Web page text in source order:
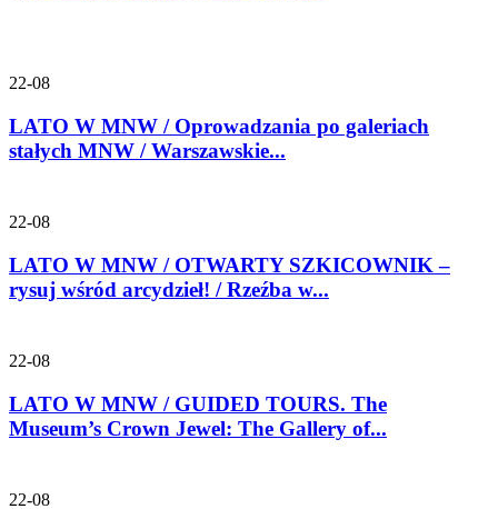
22-08
LATO W MNW / Oprowadzania po galeriach
stałych MNW / Warszawskie...
22-08
LATO W MNW / OTWARTY SZKICOWNIK –
rysuj wśród arcydzieł! / Rzeźba w...
22-08
LATO W MNW / GUIDED TOURS. The
Museum’s Crown Jewel: The Gallery of...
22-08